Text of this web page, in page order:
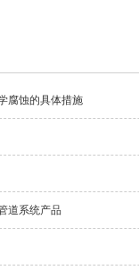
腐蚀的具体措施
道系统产品